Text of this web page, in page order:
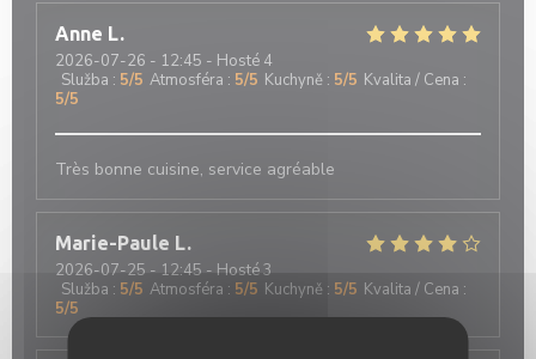
Anne L
2026-07-26 - 12:45 - Hosté 4
Služba : 5/5 Atmosféra : 5/5 Kuchyně : 5/5 Kvalita / Cena :
5/5
Très bonne cuisine, service agréable
Marie-Paule L
2026-07-25 - 12:45 - Hosté 3
Služba : 5/5 Atmosféra : 5/5 Kuchyně : 5/5 Kvalita / Cena :
5/5